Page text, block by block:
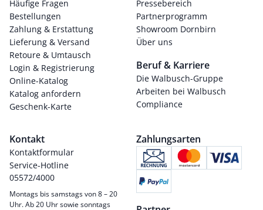
Häufige Fragen
Bestellungen
Zahlung & Erstattung
Lieferung & Versand
Retoure & Umtausch
Login & Registrierung
Online-Katalog
Katalog anfordern
Geschenk-Karte
Pressebereich
Partnerprogramm
Showroom Dornbirn
Über uns
Beruf & Karriere
Die Walbusch-Gruppe
Arbeiten bei Walbusch
Compliance
Kontakt
Kontaktformular
Service-Hotline
05572/4000
Montags bis samstags von 8 – 20
Uhr. Ab 20 Uhr sowie sonntags
Zahlungsarten